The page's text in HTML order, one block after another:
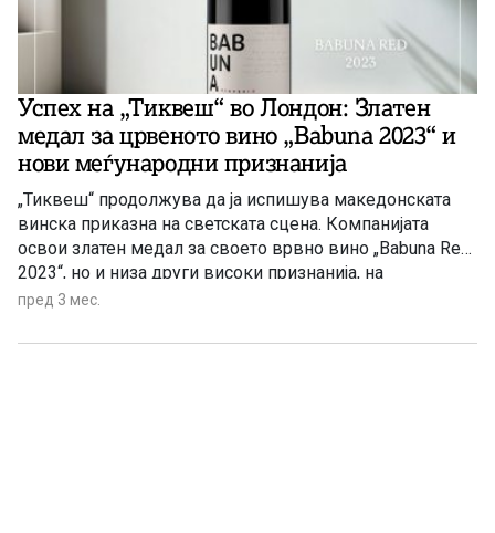
Успех на „Тиквеш“ во Лондон: Златен
медал за црвеното вино „Babuna 2023“ и
нови меѓународни признанија
„Тиквеш“ продолжува да ја испишува македонската
винска приказна на светската сцена. Компанијата
освои златен медал за своето врвно вино „Babuna Red
2023“, но и низа други високи признанија, на
годинешното издание на International Wine Challenge
најценети вински натпревари во светот.
пред 3 мес.